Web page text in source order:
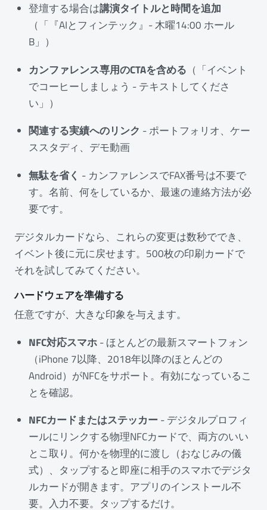
登壇する場合は講演タイトルと時間を追加
（「『AIとフィンテック』- 木曜14:00 ホール
B」）
カンファレンス専用のCTAを含める （「イベント
でコーヒーしましょう - テキストしてくださ
い」）
関連する実績へのリンク - ポートフォリオ、ケー
ススタディ、デモ動画
無駄を省く - カンファレンスでFAX番号は不要で
す。名前、何をしているか、最速の連絡方法が必
要です。
デジタルカードなら、これらの変更は数秒ででき、
イベント後に元に戻せます。500枚の印刷カードで
それを試してみてください。
ハードウェアを準備する
任意ですが、大きな印象を与えます。
NFC対応スマホ- ほとんどの最新スマートフォン
（iPhone 7以降、2018年以降のほとんどの
Android）がNFCをサポート。有効になっているこ
とを確認。
NFCカードまたはステッカー- デジタルプロフィ
ールにリンクする物理NFCカードで、両方のいい
とこ取り。何かを物理的に渡し（おなじみの儀
式）、タップすると即座に相手のスマホでデジタ
ルカードが開きます。アプリのインストール不
要。入力不要。タップするだけ。